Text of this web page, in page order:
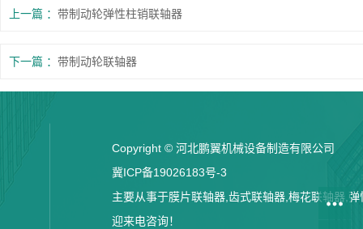
上一篇 带制动轮弹性柱销联轴器
下一篇 带制动轮联轴器
Copyright © 河北鹏翼机械设备制造有限公司
冀ICP备19026183号-3
主要从事于膜片联轴器,齿式联轴器,梅花联轴器,
迎来电咨询！